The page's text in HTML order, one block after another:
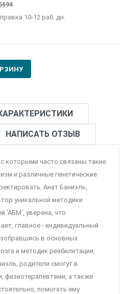
10-12 раб. дн.
НАПИСАТЬ ОТЗЫВ
которыми часто связаны такие
и различные генетические
Анат Баниэль,
уникальной методики
'АБМ', уверена, что
главное - индивидуальный
в основных
и методик реабилитации,
родители смогут в
физиотерапевтами, а также
помогать ему